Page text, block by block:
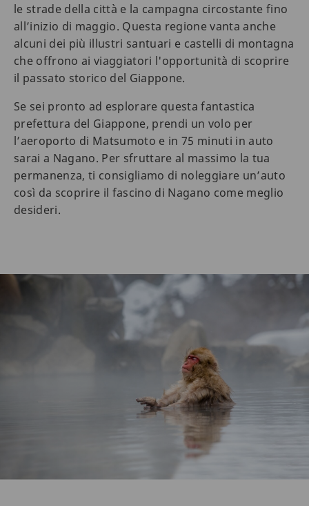
le strade della città e la campagna circostante fino
all’inizio di maggio. Questa regione vanta anche
alcuni dei più illustri santuari e castelli di montagna
che offrono ai viaggiatori l'opportunità di scoprire
il passato storico del Giappone.
Se sei pronto ad esplorare questa fantastica
prefettura del Giappone, prendi un volo per
l’aeroporto di Matsumoto e in 75 minuti in auto
sarai a Nagano. Per sfruttare al massimo la tua
permanenza, ti consigliamo di noleggiare un’auto
così da scoprire il fascino di Nagano come meglio
desideri.